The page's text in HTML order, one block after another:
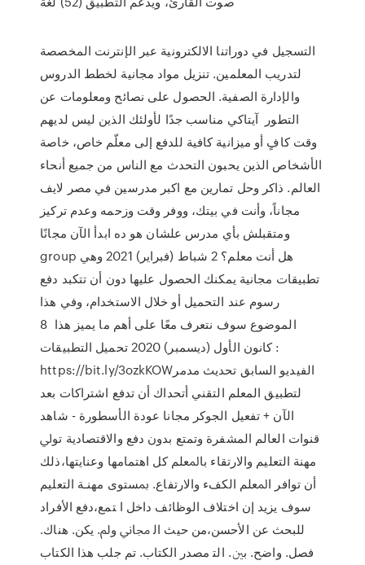
التسجيل في دوراتنا الالكترونية عبر الإنترنت المخصصة
لتدريب المعلمين. تنزيل مواد مجانية لخطط الدروس
والإدارة الصفية. الحصول على نصائح ومعلومات عن
التطور آيتاكي مناسب جدًا لأولئك الذين ليس لديهم
وقت كافٍ أو ميزانية كافية للدفع إلى معلّم خاص، خاصة
الأشخاص الذين يحبون التحدث مع الناس من جميع أنحاء
العالم. ذاكر وحل تمارين مع اكبر مدرسين في مصر لايف
مجاناً، وأنت في بيتك، ووفر وقت وزحمه وعدم تركيز
ومتقبلش بأي مدرس علشان هو ده ابدأ الآن مجانًا
group هل أنت معلم؟ 2 شباط (فبراير) 2021 وهي
تطبيقات مجانية يمكنك الحصول عليها دون أن تتكبد دفع
رسوم عند التحميل أو خلال الاستخدام، وفي هذا
الموضوع سوف نتعرف معًا على أهم ما يميز هذا 8
كانون الأول (ديسمبر) 2020 تحميل التطبيقات :
https://bit.ly/3ozkKOWالفيديو السابق تحديث مدمر
لتطبيق المعلم التقني أتحداك أن تدفع اشتراكات بعد
الآن + تفعيل الجوكر مجانا عودة الأسطورة - شاهد
قنوات العالم المشفرة وتمتع بدون دفع واﻻﻗﺘﺼﺎدﻳﺔ ﺗﻮﱄ
ﻣﻬﻨﺔ اﻟﺘﻌﻠﻴﻢ واﻻرﺗﻘﺎء ﺑﺎﳌﻌﻠﻢ ﻛﻞ اﻫﺘﻤﺎﻣﻬﺎ وﻋﻨﺎﻳﺘﻬﺎ،ذﻟﻚ
أن ﺗﻮاﻓﺮ اﳌﻌﻠﻢ اﻟﻜﻒء واﻻرﺗﻔﺎع. ﲟﺴﺘﻮى ﻣﻬﻨـﺔ اﻟﺘﻌﻠﻴﻢ
ﺳﻮف ﻳﺰﻳﺪ إن اﺧﺘﻼف اﻟﻮﻇﺎﺋﻒ داﺧﻞ ا ﺘﻤﻊ،دﻓﻊ اﻷﻓﺮاد
ﻟﻠﺒﺤﺚ ﻋﻦ اﻷﺣﺴﻦ،ﻣﻦ ﺣﻴﺚ اﻟ ﳎﺎﱐ وﱂ. ﻳﻜﻦ. ﻫﻨﺎك.
ﻓﺼﻞ. واﺿﺢ. ﺑﲔ. اﻟﺘ مصدر الكتاب. تم جلب هذا الكتاب